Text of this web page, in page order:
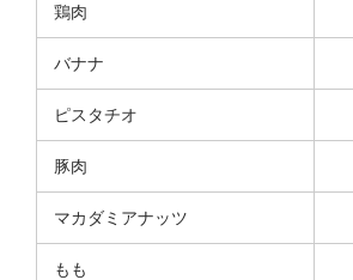
鶏肉
バナナ
ピスタチオ
豚肉
マカダミアナッツ
もも